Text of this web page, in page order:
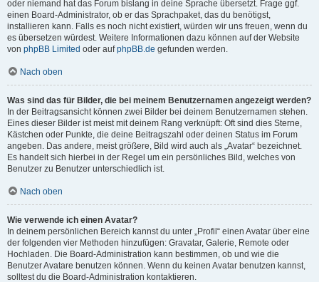
oder niemand hat das Forum bislang in deine Sprache übersetzt. Frage ggf.
einen Board-Administrator, ob er das Sprachpaket, das du benötigst,
installieren kann. Falls es noch nicht existiert, würden wir uns freuen, wenn du
es übersetzen würdest. Weitere Informationen dazu können auf der Website
von phpBB Limited oder aufphpBB.de gefunden werden.
Nach oben
Was sind das für Bilder, die bei meinem Benutzernamen angezeigt werden?
In der Beitragsansicht können zwei Bilder bei deinem Benutzernamen stehen.
Eines dieser Bilder ist meist mit deinem Rang verknüpft: Oft sind dies Sterne,
Kästchen oder Punkte, die deine Beitragszahl oder deinen Status im Forum
angeben. Das andere, meist größere, Bild wird auch als „Avatar“ bezeichnet.
Es handelt sich hierbei in der Regel um ein persönliches Bild, welches von
Benutzer zu Benutzer unterschiedlich ist.
Nach oben
Wie verwende ich einen Avatar?
In deinem persönlichen Bereich kannst du unter „Profil“ einen Avatar über eine
der folgenden vier Methoden hinzufügen: Gravatar, Galerie, Remote oder
Hochladen. Die Board-Administration kann bestimmen, ob und wie die
Benutzer Avatare benutzen können. Wenn du keinen Avatar benutzen kannst,
solltest du die Board-Administration kontaktieren.